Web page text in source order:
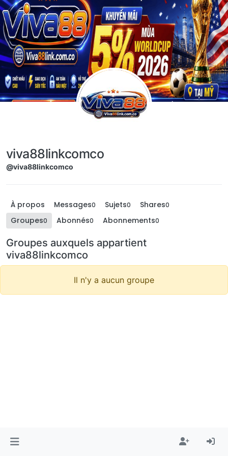
Aller directement au contenu
viva88linkcomco
@viva88linkcomco
À propos Messages0 Sujets0 Shares0
Groupes0 Abonnés0 Abonnements0
Groupes auxquels appartient
viva88linkcomco
Il n'y a aucun groupe